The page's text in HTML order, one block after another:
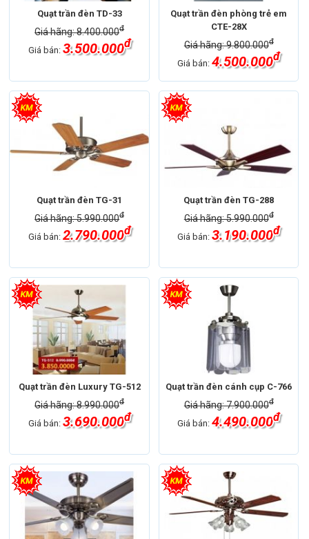
Quạt trần đèn TD-33
Giá hãng: 8.400.000đ
Giá bán: 3.500.000đ
Quạt trần đèn phòng trẻ em
CTE-28X
Giá hãng: 9.800.000đ
Giá bán:4.500.000đ
Quạt trần đèn TG-31
Giá hãng: 5.990.000đ
Giá bán: 2.790.000đ
Quạt trần đèn TG-288
Giá hãng: 5.990.000đ
Giá bán:3.190.000đ
Quạt trần đèn Luxury TG-512
Giá hãng: 8.990.000đ
Giá bán: 3.690.000đ
Quạt trần đèn cánh cụp C-766
Giá hãng: 7.900.000đ
Giá bán:4.490.000đ